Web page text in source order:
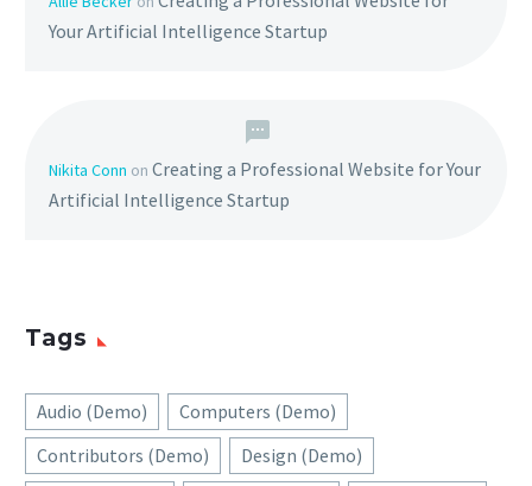
Your Artificial Intelligence Startup
Nikita Conn on Creating a Professional Website for Your
Artificial Intelligence Startup
Tags
Audio (Demo)
Computers (Demo)
Contributors (Demo)
Design (Demo)